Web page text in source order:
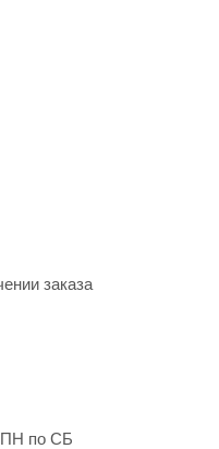
заказа
ПН по СБ